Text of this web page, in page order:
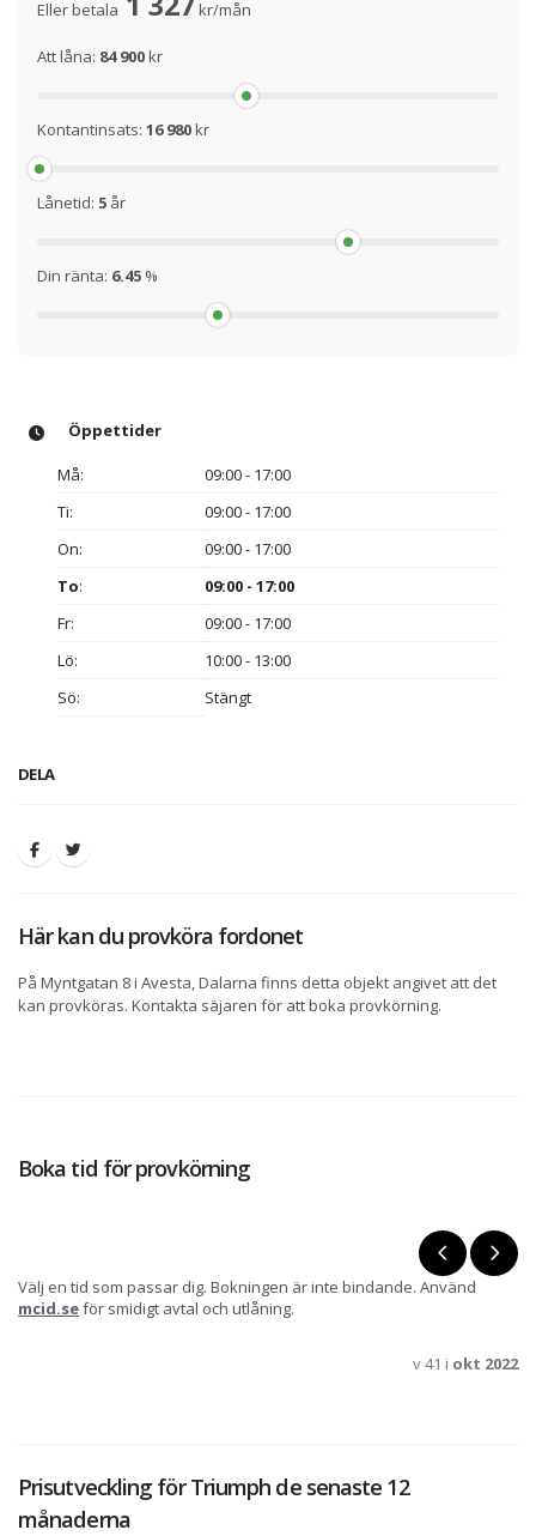
Eller betala kr/mån
Att låna: 84 900kr
Kontantinsats: 16 980kr
Lånetid: 5 år
Din ränta: 6.45 %
Öppettider
Må:
09:00 - 17:00
Ti:
09:00 - 17:00
On:
09:00 - 17:00
To:
09:00 - 17:00
Fr:
09:00 - 17:00
Lö:
10:00 - 13:00
Sö:
Stängt
DELA
Här kan du provköra fordonet
På Myntgatan 8 i Avesta, Dalarna finns detta objekt angivet att det
kan provköras. Kontakta säjaren för att boka provkörning.
Boka tid för provkörning
Välj en tid som passar dig. Bokningen är inte bindande. Använd
mcid.seför smidigt avtal och utlåning.
v 41 i okt 2022
Prisutveckling för Triumph de senaste 12
månaderna